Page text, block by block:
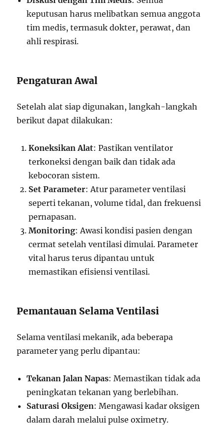
keputusan harus melibatkan semua anggota
tim medis, termasuk dokter, perawat, dan
ahli respirasi.
Pengaturan Awal
Setelah alat siap digunakan, langkah-langkah
berikut dapat dilakukan:
Koneksikan Alat: Pastikan ventilator
terkoneksi dengan baik dan tidak ada
kebocoran sistem.
Set Parameter: Atur parameter ventilasi
seperti tekanan, volume tidal, dan frekuensi
pernapasan.
Monitoring: Awasi kondisi pasien dengan
cermat setelah ventilasi dimulai. Parameter
vital harus terus dipantau untuk
memastikan efisiensi ventilasi.
Pemantauan Selama Ventilasi
Selama ventilasi mekanik, ada beberapa
parameter yang perlu dipantau:
Tekanan Jalan Napas: Memastikan tidak ada
peningkatan tekanan yang berlebihan.
Saturasi Oksigen: Mengawasi kadar oksigen
dalam darah melalui pulse oximetry.